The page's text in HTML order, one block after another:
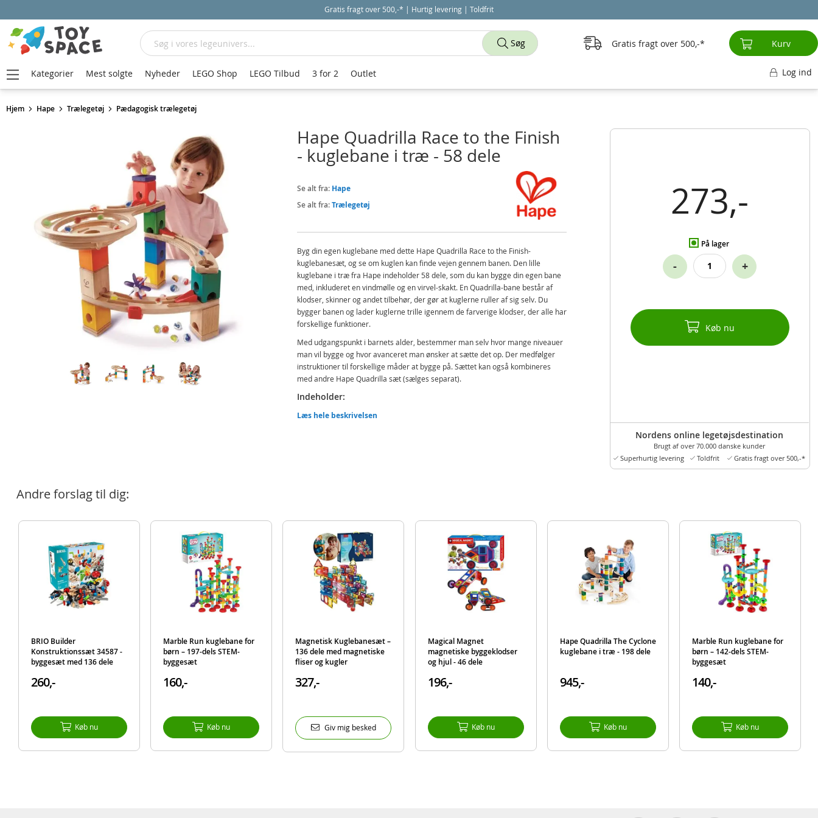
Gratis fragt over 500,-* | Hurtig levering | Toldfrit
Hjem Hape Trælegetøj Pædagogisk trælegetøj
273,-
På lager
- +
Køb nu
Nordens online legetøjsdestination
Brugt af over 70.000 danske kunder
Superhurtig levering
Toldfrit Gratis fragt over 500,-*
Hape Quadrilla Race to the Finish
- kuglebane i træ - 58 dele
Se alt fra: Hape
Se alt fra:Trælegetøj
Byg din egen kuglebane med dette Hape Quadrilla Race to the Finish-
kuglebanesæt, og se om kuglen kan finde vejen gennem banen. Den lille
kuglebane i træ fra Hape indeholder 58 dele, som du kan bygge din egen bane
med, inkluderet en vindmølle og en virvel-skakt. En Quadrilla-bane består af
klodser, skinner og andet tilbehør, der gør at kuglerne ruller af sig selv. Du
bygger banen og lader kuglerne trille igennem de farverige klodser, der alle har
forskellige funktioner.
Med udgangspunkt i barnets alder, bestemmer man selv hvor mange niveauer
man vil bygge og hvor avanceret man ønsker at sætte det op. Der medfølger
instruktioner til forskellige måder at bygge på. Sættet kan også kombineres
med andre Hape Quadrilla sæt (sælges separat).
Indeholder:
Hape Quadrilla Race to the Finish kuglebane
Produktdetaljer
Model E6021
6943478021099
Mærke
Læs hele beskrivelsen
Andre forslag til dig:
BRIO Builder
Konstruktionssæt 34587 -
byggesæt med 136 dele
260,-
Køb nu
Marble Run kuglebane for
børn – 197-dels STEM-
byggesæt
160,-
Køb nu
Magnetisk Kuglebanesæt –
136 dele med magnetiske
fliser og kugler
327,-
Giv mig besked
Magical Magnet
magnetiske byggeklodser
og hjul - 46 dele
196,-
Køb nu
Hape Quadrilla The Cyclone
kuglebane i træ - 198 dele
945,-
Køb nu
Marble Run kuglebane for
børn – 142-dels STEM-
byggesæt
140,-
Køb nu
Søg
Søg Gratis fragt over 500,- Kurv
Kategorier Mest solgte Nyheder LEGO Shop LEGO Tilbud 3 for 2 Outlet Log ind